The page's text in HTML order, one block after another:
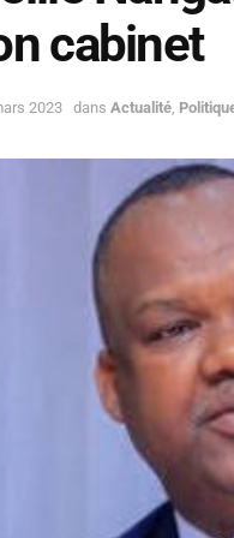
cabinet
2023 dans Actualité